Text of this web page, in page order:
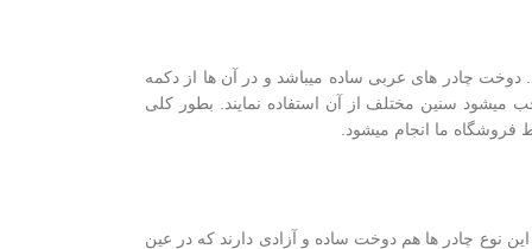
دوخت چادر های عربی ساده میباشد و در آن ها از دکمه
میشود سنین مختلف از آن استفاده نمایند. بطور کلی
ما انجام میشود.
این نوع چادر ها هم دوخت ساده و آزادی دارند که در عین